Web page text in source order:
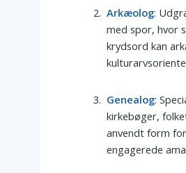
Arkæolog:
med spor, hvor
krydsord kan
Genealog:
kirkebøger,
anvendt form
engagerede